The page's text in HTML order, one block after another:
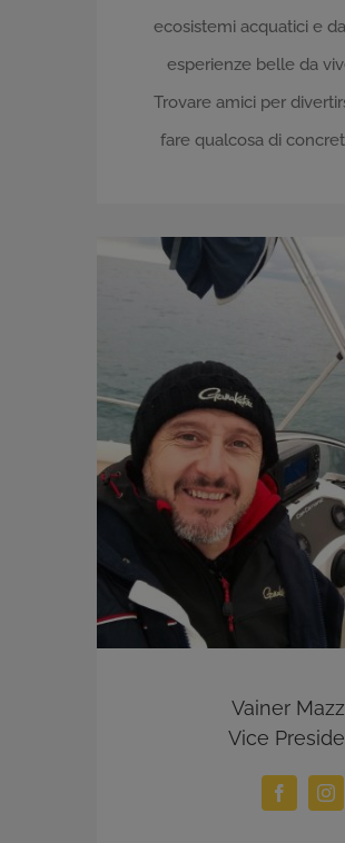
ecosistemi acquatici e
esperienze belle da
Trovare amici per
fare qualcosa di
Vainer
Vice